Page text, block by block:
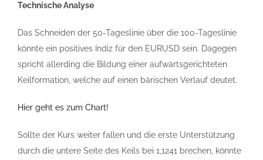
Technische Analyse
Das Schneiden der 50-Tageslinie über die 100-Tageslinie
könnte ein positives Indiz für den EURUSD sein. Dagegen
spricht allerding die Bildung einer aufwärtsgerichteten
Keilformation, welche auf einen bärischen Verlauf deutet.
Hier geht es zum Chart!
Sollte der Kurs weiter fallen und die erste Unterstützung
durch die untere Seite des Keils bei 1,1241 brechen, könnte